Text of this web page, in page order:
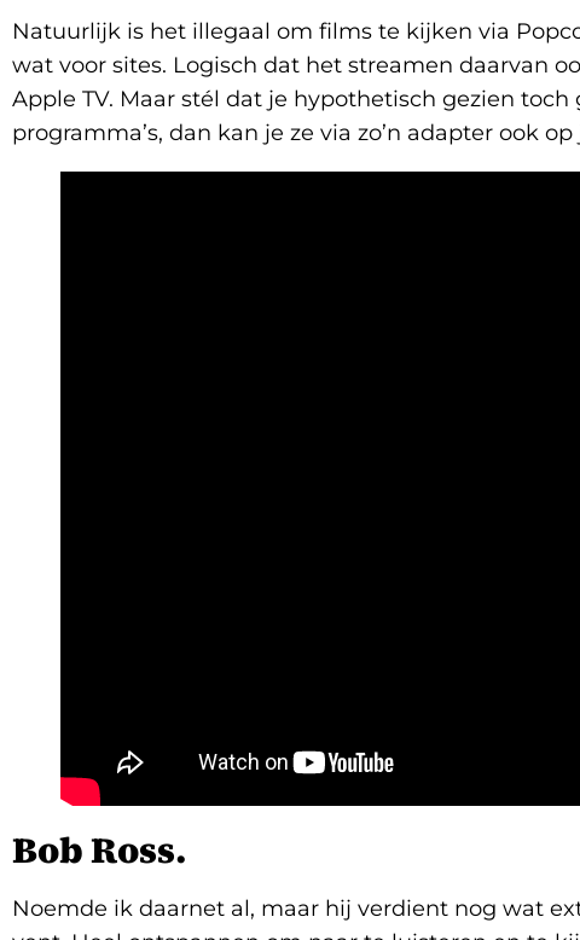
Natuurlijk is het illegaal om films te kijken via
wat voor sites. Logisch dat het streamen daarvan
Apple TV. Maar stél dat je hypothetisch gezien
programma’s, dan kan je ze via zo’n adapter ook
Bob Ross.
Noemde ik daarnet al, maar hij verdient nog wat